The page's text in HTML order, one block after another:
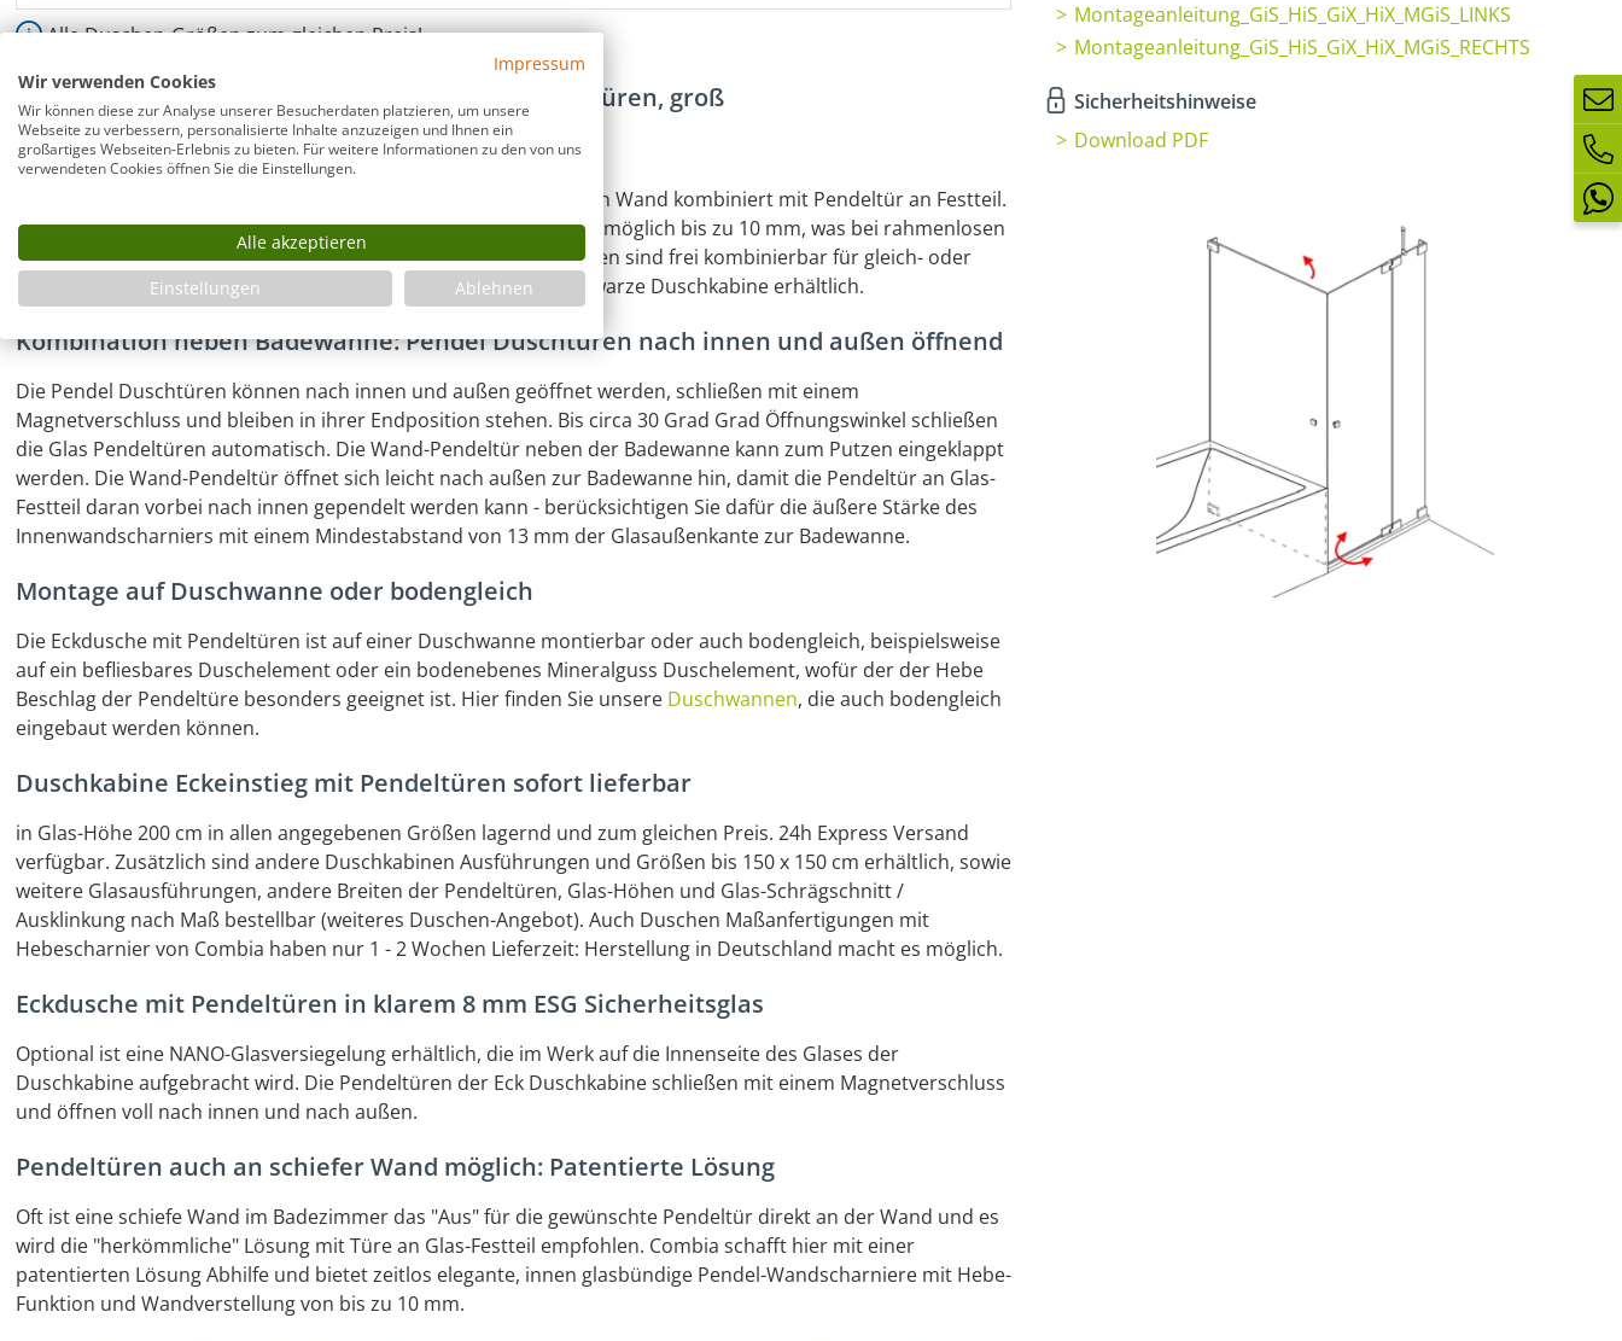
Montageanleitung_GiS_HiS_GiX_HiX_MGiS_LINKS
Montageanleitung_GiS_HiS_GiX_HiX_MGiS_RECHTS
Sicherheitshinweise
Download PDF
Alle Duschen-Größen zum gleichen Preis!
Eck Duschkabine neben Badewanne mit 2 Pendeltüren, groß
Rahmenlose große Eckdusche mit Wandausgleich
Eckdusche mit zwei Glas-Pendeltüren: Voll öffnende Pendeltür an Wand kombiniert mit Pendeltür an Festteil.
Der "unsichtbare" Wandausgleich auch von schiefen Wänden ist möglich bis zu 10 mm, was bei rahmenlosen
Glas Duschen nahezu einzigartig ist. Die Maße der Duschen-Seiten sind frei kombinierbar für gleich- oder
ungleichschenklige Eckduschen. Auch im Industrial Style als schwarze Duschkabine erhältlich.
Kombination neben Badewanne: Pendel Duschtüren nach innen und außen öffnend
Die Pendel Duschtüren können nach innen und außen geöffnet werden, schließen mit einem
Magnetverschluss und bleiben in ihrer Endposition stehen. Bis circa 30 Grad Grad Öffnungswinkel schließen
die Glas Pendeltüren automatisch. Die Wand-Pendeltür neben der Badewanne kann zum Putzen eingeklappt
werden. Die Wand-Pendeltür öffnet sich leicht nach außen zur Badewanne hin, damit die Pendeltür an Glas-
Festteil daran vorbei nach innen gependelt werden kann - berücksichtigen Sie dafür die äußere Stärke des
Innenwandscharniers mit einem Mindestabstand von 13 mm der Glasaußenkante zur Badewanne.
Montage auf Duschwanne oder bodengleich
Die Eckdusche mit Pendeltüren ist auf einer Duschwanne montierbar oder auch bodengleich, beispielsweise
auf ein befliesbares Duschelement oder ein bodenebenes Mineralguss Duschelement, wofür der der Hebe
Beschlag der Pendeltüre besonders geeignet ist. Hier finden Sie unsere Duschwannen, die auch bodengleich
eingebaut werden können.
Duschkabine Eckeinstieg mit Pendeltüren sofort lieferbar
in Glas-Höhe 200 cm in allen angegebenen Größen lagernd und zum gleichen Preis. 24h Express Versand
verfügbar. Zusätzlich sind andere Duschkabinen Ausführungen und Größen bis 150 x 150 cm erhältlich, sowie
weitere Glasausführungen, andere Breiten der Pendeltüren, Glas-Höhen und Glas-Schrägschnitt /
Ausklinkung nach Maß bestellbar (weiteres Duschen-Angebot). Auch Duschen Maßanfertigungen mit
Hebescharnier von Combia haben nur 1 - 2 Wochen Lieferzeit: Herstellung in Deutschland macht es möglich.
Eckdusche mit Pendeltüren in klarem 8 mm ESG Sicherheitsglas
Optional ist eine NANO-Glasversiegelung erhältlich, die im Werk auf die Innenseite des Glases der
Duschkabine aufgebracht wird. Die Pendeltüren der Eck Duschkabine schließen mit einem Magnetverschluss
und öffnen voll nach innen und nach außen.
Pendeltüren auch an schiefer Wand möglich: Patentierte Lösung
Oft ist eine schiefe Wand im Badezimmer das "Aus" für die gewünschte Pendeltür direkt an der Wand und es
wird die "herkömmliche" Lösung mit Türe an Glas-Festteil empfohlen. Combia schafft hier mit einer
patentierten Lösung Abhilfe und bietet zeitlos elegante, innen glasbündige Pendel-Wandscharniere mit Hebe-
Funktion und Wandverstellung von bis zu 10 mm.
Impressum
Wir verwenden Cookies
Wir können diese zur Analyse unserer Besucherdaten platzieren, um unsere
Webseite zu verbessern, personalisierte Inhalte anzuzeigen und Ihnen ein
großartiges Webseiten-Erlebnis zu bieten. Für weitere Informationen zu den von uns
verwendeten Cookies öffnen Sie die Einstellungen.
Alle akzeptieren
Einstellungen
Ablehnen